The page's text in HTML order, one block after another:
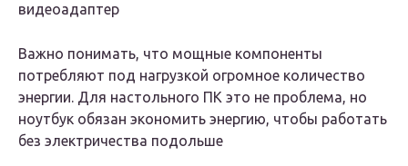
видеоадаптер
Важно понимать, что мощные компоненты
потребляют под нагрузкой огромное количество
энергии. Для настольного ПК это не проблема, но
ноутбук обязан экономить энергию, чтобы работать
без электричества подольше